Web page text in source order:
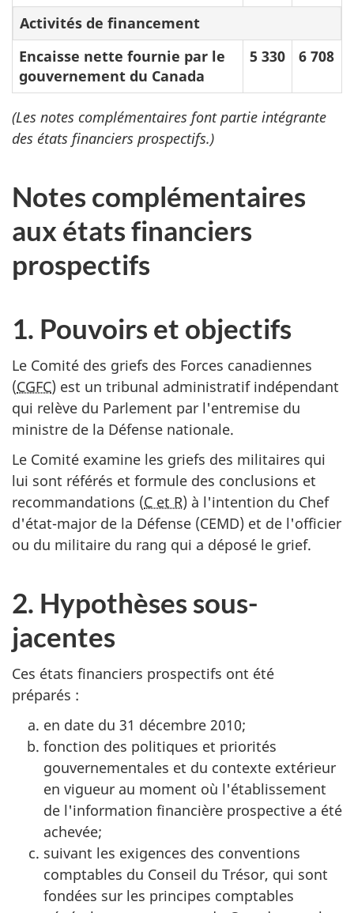
Activités de financement
Encaisse nette fournie par le
gouvernement du Canada
5 330 6 708
(Les notes complémentaires font partie intégrante
des états financiers prospectifs.)
Notes complémentaires
aux états financiers
prospectifs
1. Pouvoirs et objectifs
Le Comité des griefs des Forces canadiennes
(CGFC) est un tribunal administratif indépendant
qui relève du Parlement par l'entremise du
ministre de la Défense nationale.
Le Comité examine les griefs des militaires qui
lui sont référés et formule des conclusions et
recommandations (C et R) à l'intention du Chef
d'état-major de la Défense (CEMD) et de l'officier
ou du militaire du rang qui a déposé le grief.
2. Hypothèses sous-
jacentes
Ces états financiers prospectifs ont été
préparés :
en date du 31 décembre 2010;
fonction des politiques et priorités
gouvernementales et du contexte extérieur
en vigueur au moment où l'établissement
de l'information financière prospective a été
achevée;
suivant les exigences des conventions
comptables du Conseil du Trésor, qui sont
fondées sur les principes comptables